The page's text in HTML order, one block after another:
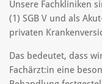
Unsere Fachkliniken
(1) SGB V und als
privaten
Das bedeutet, dass
Fachärzt:in eine